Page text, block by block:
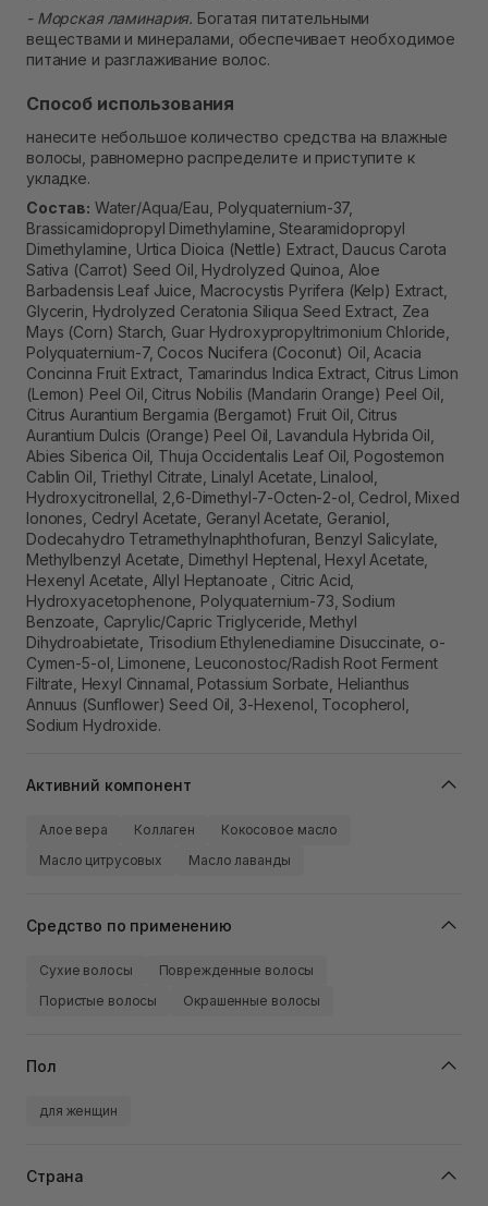
- Морская ламинария. Богатая питательными
веществами и минералами, обеспечивает необходимое
питание и разглаживание волос.
Способ использования
нанесите небольшое количество средства на влажные
волосы, равномерно распределите и приступите к
укладке.
Состав: Water/Aqua/Eau, Polyquaternium-37,
Brassicamidopropyl Dimethylamine, Stearamidopropyl
Dimethylamine, Urtica Dioica (Nettle) Extract, Daucus Carota
Sativa (Carrot) Seed Oil, Hydrolyzed Quinoa, Aloe
Barbadensis Leaf Juice, Macrocystis Pyrifera (Kelp) Extract,
Glycerin, Hydrolyzed Ceratonia Siliqua Seed Extract, Zea
Mays (Corn) Starch, Guar Hydroxypropyltrimonium Chloride,
Polyquaternium-7, Cocos Nucifera (Coconut) Oil, Acacia
Concinna Fruit Extract, Tamarindus Indica Extract, Citrus Limon
(Lemon) Peel Oil, Citrus Nobilis (Mandarin Orange) Peel Oil,
Citrus Aurantium Bergamia (Bergamot) Fruit Oil, Citrus
Aurantium Dulcis (Orange) Peel Oil, Lavandula Hybrida Oil,
Abies Siberica Oil, Thuja Occidentalis Leaf Oil, Pogostemon
Cablin Oil, Triethyl Citrate, Linalyl Acetate, Linalool,
Hydroxycitronellal, 2,6-Dimethyl-7-Octen-2-ol, Cedrol, Mixed
Ionones, Cedryl Acetate, Geranyl Acetate, Geraniol,
Dodecahydro Tetramethylnaphthofuran, Benzyl Salicylate,
Methylbenzyl Acetate, Dimethyl Heptenal, Hexyl Acetate,
Hexenyl Acetate, Allyl Heptanoate , Citric Acid,
Hydroxyacetophenone, Polyquaternium-73, Sodium
Benzoate, Caprylic/Capric Triglyceride, Methyl
Dihydroabietate, Trisodium Ethylenediamine Disuccinate, o-
Cymen-5-ol, Limonene, Leuconostoc/Radish Root Ferment
Filtrate, Hexyl Cinnamal, Potassium Sorbate, Helianthus
Annuus (Sunflower) Seed Oil, 3-Hexenol, Tocopherol,
Sodium Hydroxide.
Активний компонент
Алое вера Коллаген
Кокосовое масло
Масло цитрусовых
Масло лаванды
Средство по применению
Сухие волосы
Поврежденные волосы
Пористые волосы
Окрашенные волосы
Пол
для женщин
Страна